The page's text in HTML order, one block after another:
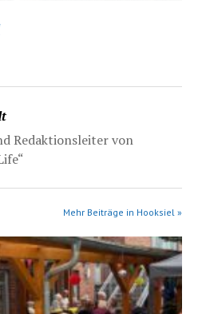
Redaktionsleiter von
Mehr Beiträge in Hooksiel »